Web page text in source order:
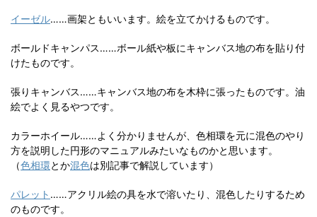
イーゼル……画架ともいいます。絵を立てかけるものです。
ボールドキャンパス……ボール紙や板にキャンバス地の布を貼り付
けたものです。
張りキャンバス……キャンバス地の布を木枠に張ったものです。油
絵でよく見るやつです。
カラーホイール……よく分かりませんが、色相環を元に混色のやり
方を説明した円形のマニュアルみたいなものかと思います。
（色相環とか混色は別記事で解説しています）
パレット ……アクリル絵の具を水で溶いたり、混色したりするため
のものです。